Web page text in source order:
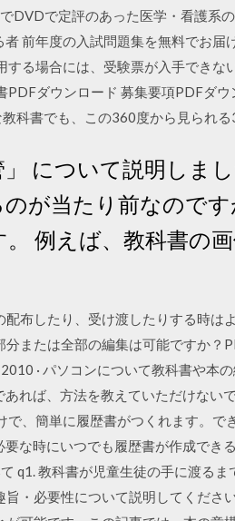
DVDで定評のあった医学・看護系
前年度の入試問題集を無料でお届
る場合には、受験票が入手でき
ダウンロード 募集要項PDFダ
科書でも、この360度から見られ
について説明しま
が当たり前なので
例えば、教科書の
布したり、受け渡したりする時は
または全部の編集は可能ですか？
· パソコンについて教科書や本
れば、方法を教えていただけない
、簡単に履歴書がつくれます。で
な時にいつでも履歴書が作成でき
q1. 教科書が児童生徒の手に渡る
・必要性について説明してくださ